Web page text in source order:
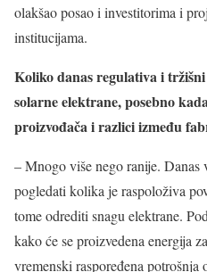
olakšao posao i investitorima i
institucijama.
Koliko danas regulativa i
solarne elektrane, posebno
proizvođača i razlici između
– Mnogo više nego ranije. Danas
pogledati kolika je raspoloživa
tome odrediti snagu elektrane.
kako će se proizvedena energija
vremenski raspoređena